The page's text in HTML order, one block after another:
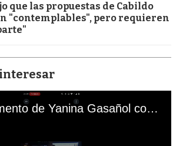
que las propuestas de Cabildo
"contemplables", pero requieren
El mal momento de Yanina Gasañol con un hincha argentino en "Subrayado"